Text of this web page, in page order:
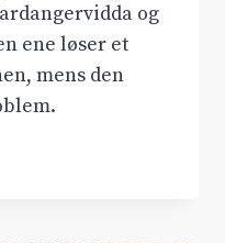
og
ene løser et
mens den